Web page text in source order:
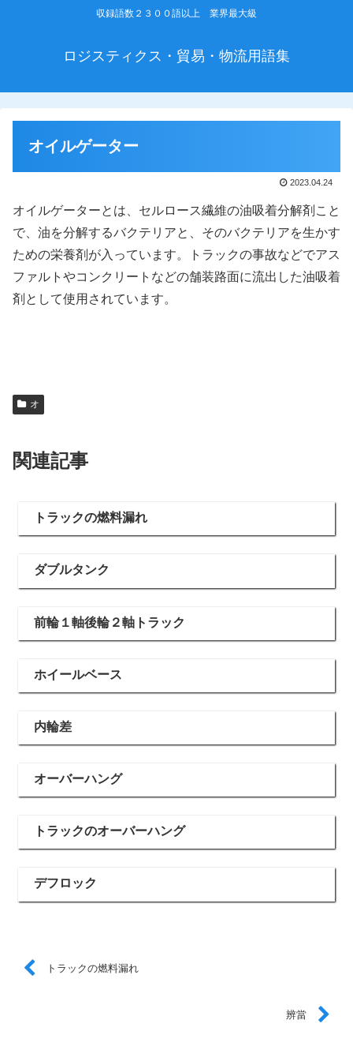
収録語数２３００語以上 業界最大級
ロジスティクス・貿易・物流用語集
オイルゲーター
2023.04.24
オイルゲーターとは、セルロース繊維の油吸着分解剤こと
で、油を分解するバクテリアと、そのバクテリアを生かす
ための栄養剤が入っています。トラックの事故などでアス
ファルトやコンクリートなどの舗装路面に流出した油吸着
剤として使用されています。
オ
関連記事
トラックの燃料漏れ
ダブルタンク
前輪１軸後輪２軸トラック
ホイールベース
内輪差
オーバーハング
トラックのオーバーハング
デフロック
トラックの燃料漏れ
辨當